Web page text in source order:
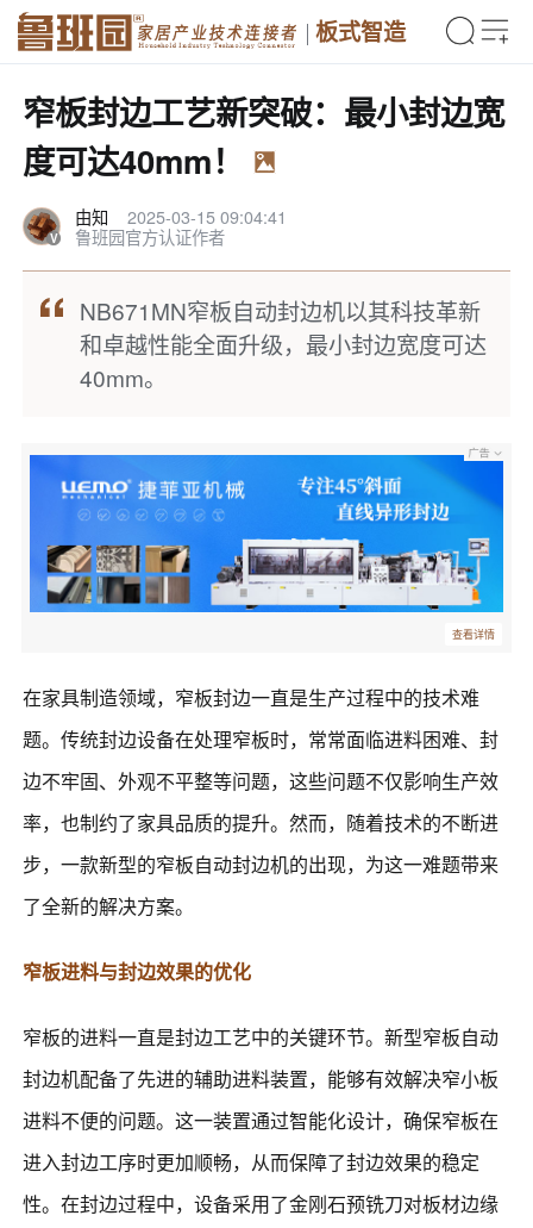
板式智造
窄板封边工艺新突破：最小封边宽
度可达40mm！
由知
2025-03-15 09:04:41
鲁班园官方认证作者
NB671MN窄板自动封边机以其科技革新
和卓越性能全面升级，最小封边宽度可达
40mm。
查看详情
在家具制造领域，窄板封边一直是生产过程中的技术难
题。传统封边设备在处理窄板时，常常面临进料困难、封
边不牢固、外观不平整等问题，这些问题不仅影响生产效
率，也制约了家具品质的提升。然而，随着技术的不断进
步，一款新型的窄板自动封边机的出现，为这一难题带来
了全新的解决方案。
窄板进料与封边效果的优化
窄板的进料一直是封边工艺中的关键环节。新型窄板自动
封边机配备了先进的辅助进料装置，能够有效解决窄小板
进料不便的问题。这一装置通过智能化设计，确保窄板在
进入封边工序时更加顺畅，从而保障了封边效果的稳定
性。在封边过程中，设备采用了金刚石预铣刀对板材边缘